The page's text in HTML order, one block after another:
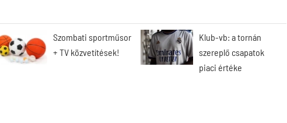
Szombati sportműsor
+ TV közvetítések!
Klub-vb: a tornán
szereplő csapatok
piaci értéke